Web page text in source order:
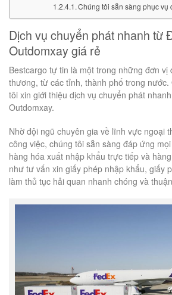
Chúng tôi sẵn sàng phục vụ
Dịch vụ chuyển phát nhanh từ
Outdomxay giá rẻ
Bestcargo tự tin là một trong những đơn
thương, từ các tỉnh, thành phố trong nước.
tôi xin giới thiệu dịch vụ chuyển phát
Outdomxay.
Nhờ đội ngũ chuyên gia về lĩnh vực ngoại
công việc, chúng tôi sẵn sàng đáp ứng
hàng hóa xuất nhập khẩu trực tiếp và
như tư vấn xin giấy phép nhập khẩu, giấy
làm thủ tục hải quan nhanh chóng và